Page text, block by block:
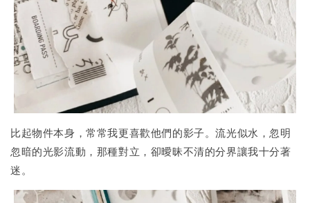
比起物件本身，常常我更喜歡他們的影子。流光似水，忽明
忽暗的光影流動，那種對立，卻曖昧不清的分界讓我十分著
迷。